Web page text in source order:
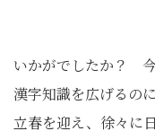
いかがでしたか？
漢字知識を広げるの
立春を迎え、徐々に